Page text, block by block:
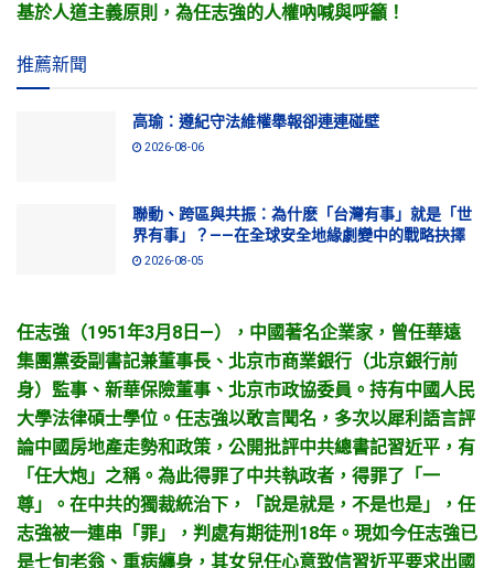
基於人道主義原則，為任志強的人權吶喊與呼籲！
推薦新聞
高瑜：遵紀守法維權舉報卻連連碰壁
2026-08-06
聯動、跨區與共振：為什麽「台灣有事」就是「世
界有事」？——在全球安全地緣劇變中的戰略抉擇
2026-08-05
任志強（1951年3月8日—），中國著名企業家，曾任華遠
集團黨委副書記兼董事長、北京市商業銀行（北京銀行前
身）監事、新華保險董事、北京市政協委員。持有中國人民
大學法律碩士學位。任志強以敢言聞名，多次以犀利語言評
論中國房地產走勢和政策，公開批評中共總書記習近平，有
「任大炮」之稱。為此得罪了中共執政者，得罪了「一
尊」。在中共的獨裁統治下，「說是就是，不是也是」，任
志強被一連串「罪」，判處有期徒刑18年。現如今任志強已
是七旬老翁、重病纏身，其女兒任心意致信習近平要求出國